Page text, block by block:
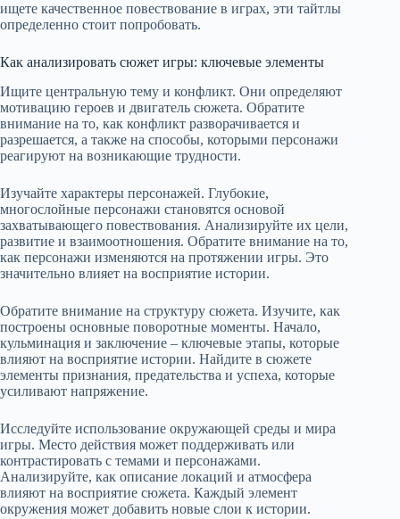
ищете качественное повествование в играх, эти тайтлы
определенно стоит попробовать.
Как анализировать сюжет игры: ключевые элементы
Ищите центральную тему и конфликт. Они определяют
мотивацию героев и двигатель сюжета. Обратите
внимание на то, как конфликт разворачивается и
разрешается, а также на способы, которыми персонажи
реагируют на возникающие трудности.
Изучайте характеры персонажей. Глубокие,
многослойные персонажи становятся основой
захватывающего повествования. Анализируйте их цели,
развитие и взаимоотношения. Обратите внимание на то,
как персонажи изменяются на протяжении игры. Это
значительно влияет на восприятие истории.
Обратите внимание на структуру сюжета. Изучите, как
построены основные поворотные моменты. Начало,
кульминация и заключение – ключевые этапы, которые
влияют на восприятие истории. Найдите в сюжете
элементы признания, предательства и успеха, которые
усиливают напряжение.
Исследуйте использование окружающей среды и мира
игры. Место действия может поддерживать или
контрастировать с темами и персонажами.
Анализируйте, как описание локаций и атмосфера
влияют на восприятие сюжета. Каждый элемент
окружения может добавить новые слои к истории.